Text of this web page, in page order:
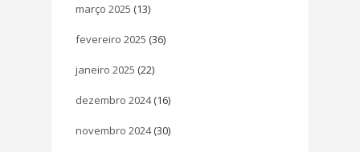
março 2025 (13)
fevereiro 2025 (36)
janeiro 2025 (22)
dezembro 2024(16)
novembro 2024(30)